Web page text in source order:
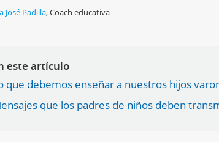
José Padilla,Coach educativa
este artículo
que debemos enseñar a nuestros hijos
que los padres de niños deben